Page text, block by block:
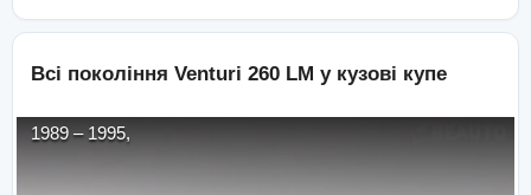
Всі покоління Venturi 260 LM у кузові купе
1989 – 1995,